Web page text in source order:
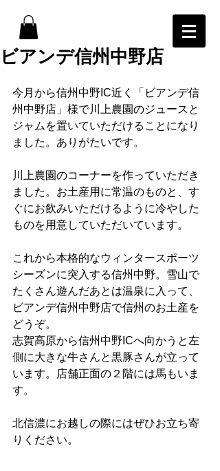
ビアンデ信州中野店
今月から信州中野IC近く「ビアンデ信
州中野店」様で川上農園のジュースと
ジャムを置いていただけることになり
ました。ありがたいです。
川上農園のコーナーを作っていただき
ました。お土産用に常温のものと、す
ぐにお飲みいただけるように冷やした
ものを用意していただいています。
これから本格的なウィンタースポーツ
シーズンに突入する信州中野。雪山で
たくさん遊んだあとは温泉に入って、
ビアンデ信州中野店で信州のお土産を
どうぞ。
志賀高原から信州中野ICへ向かうと左
側に大きな牛さんと黒豚さんが立って
います。店舗正面の２階には馬もいま
す。
北信濃にお越しの際にはぜひお立ち寄
りください。